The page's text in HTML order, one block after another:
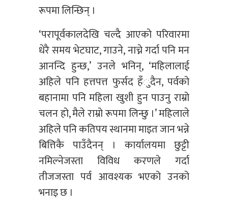
रूपमा लिन्छिन् ।
‘परापूर्वकालदेखि चल्दै आएको परिवारमा
धेरै समय भेटघाट, गाउने, नाच्ने गर्दा पनि मन
आनन्दि हुन्छ,’ उनले भनिन्, ‘महिलालाई
अहिले पनि हत्तपत्त फुर्सद हँुदैन, पर्वको
बहानामा पनि महिला खुशी हुन पाउनु राम्रो
चलन हो, मैले राम्रो रूपमा लिन्छु ।’ महिलाले
अहिले पनि कतिपय स्थानमा माइत जान भन्ने
बित्तिकै पाउँदैनन् । कार्यालयमा छुट्टी
नमिल्नेजस्ता विविध करणले गर्दा
तीजजस्ता पर्व आवश्यक भएको उनको
भनाइ छ ।